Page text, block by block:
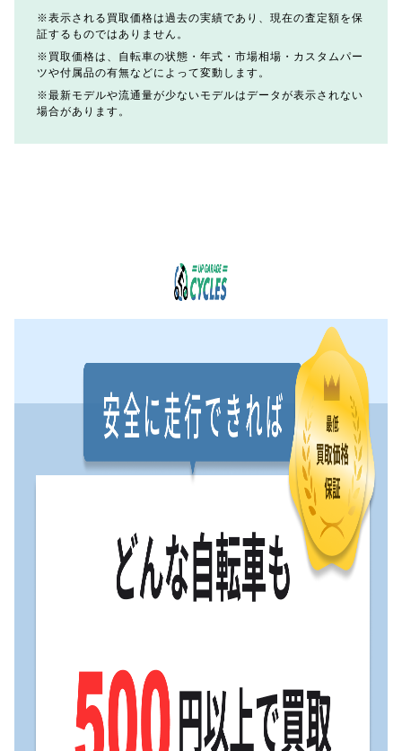
表示される買取価格は過去の実績であり、現在の査定額を保
証するものではありません。
買取価格は、自転車の状態・年式・市場相場・カスタムパー
ツや付属品の有無などによって変動します。
最新モデルや流通量が少ないモデルはデータが表示されない
場合があります。